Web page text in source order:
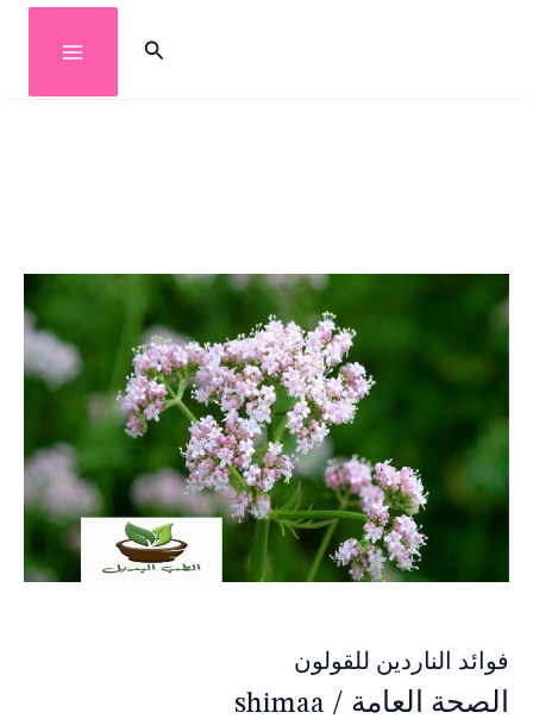
البحث
فوائد الناردين للقولون
الصحة العامة /
shimaa